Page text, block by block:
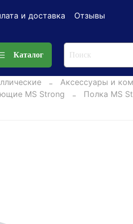
и доставка Отзывы
Каталог
Аксессуары и
MS Strong
Полка MS